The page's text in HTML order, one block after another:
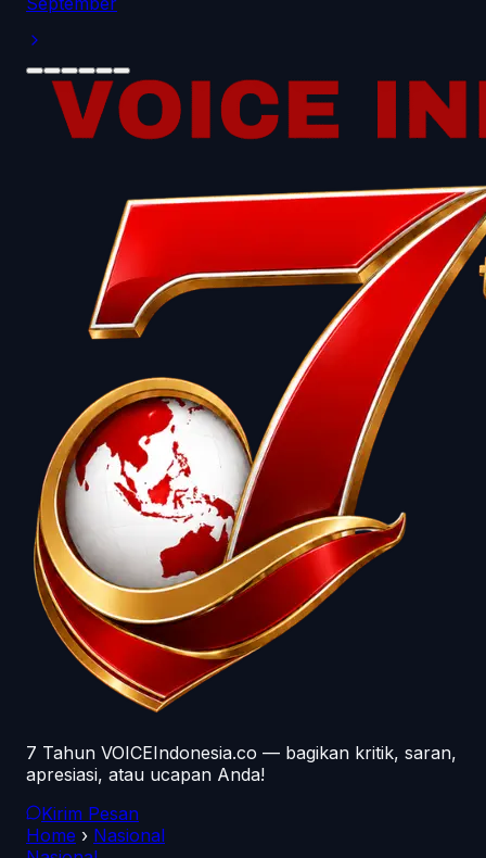
7 Tahun VOICEIndonesia.co — bagikan kritik, saran,
apresiasi, atau ucapan Anda!
Kirim Pesan
Home › Nasional